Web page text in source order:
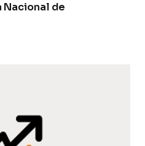
Nacional de